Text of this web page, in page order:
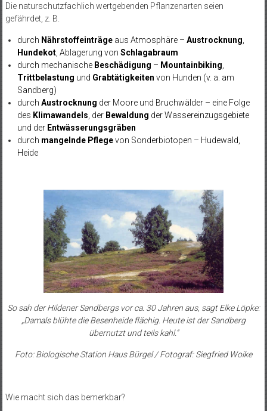
Die naturschutzfachlich wertgebenden Pflanzenarten seien
gefährdet, z. B.
durch Nährstoffeinträgeaus Atmosphäre – Austrocknung
Hundekot, Ablagerung von Schlagabraum
durch mechanische Beschädigung – Mountainbiking
Trittbelastung und Grabtätigkeiten von Hunden (v. a. am
Sandberg)
durch Austrocknung der Moore und Bruchwälder – eine Folge
des Klimawandels , der Bewaldung der Wassereinzugsgebiete
und der Entwässerungsgräben
durch mangelnde Pflegevon Sonderbiotopen – Hudewald,
Heide
So sah der Hildener Sandbergs vor ca. 30 Jahren aus, sagt Elke Löpke:
„Damals blühte die Besenheide flächig. Heute ist der Sandberg
übernutzt und teils kahl.“
Foto: Biologische Station Haus Bürgel / Fotograf: Siegfried Woike
Wie macht sich das bemerkbar?